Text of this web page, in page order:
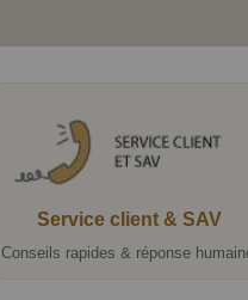
Service client & SAV
Conseils rapides & réponse